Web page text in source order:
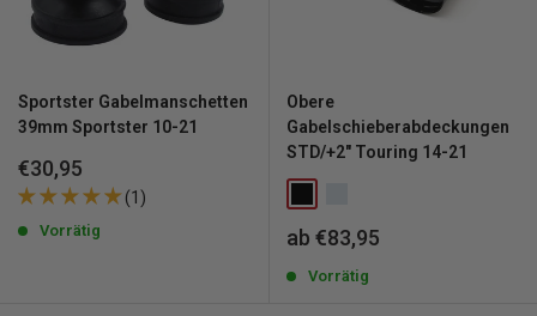
Sportster Gabelmanschetten
39mm Sportster 10-21
Sonderpreis
€30,95
(1)
Vorrätig
Obere
Gabelschieberabdeckungen
STD/+2" Touring 14-21
Sonderpreis
ab €83,95
Vorrätig